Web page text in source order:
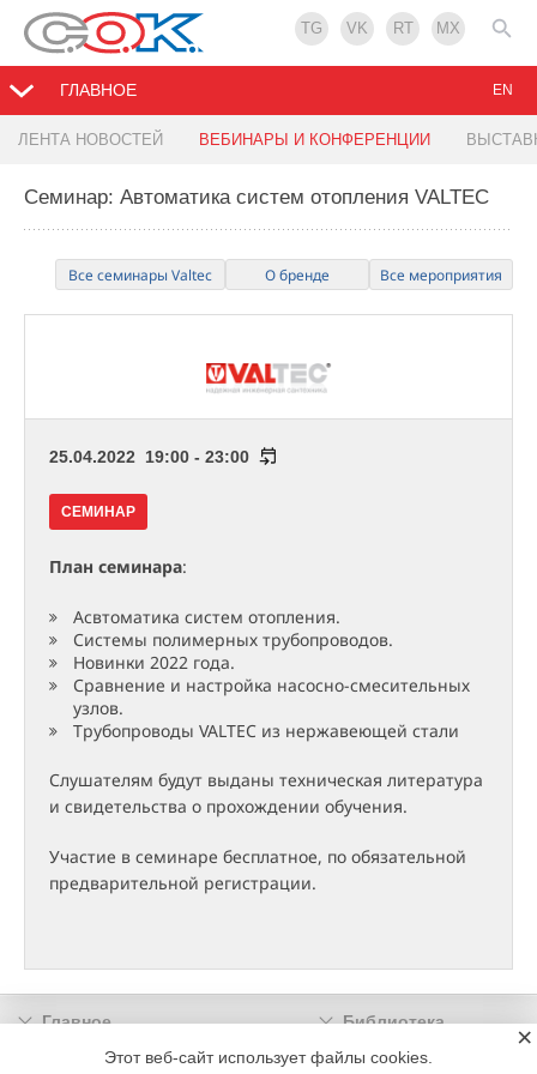
TG VK RT MX
ГЛАВНОЕ
ЛЕНТА НОВОСТЕЙ ВЕБИНАРЫ И КОНФЕРЕНЦИИ
EN
Семинар: Автоматика систем отопления VALTEC
Все семинары Valtec О бренде Все мероприятия
25.04.2022 19:00 - 23:00
СЕМИНАР
План семинара:
Асвтоматика систем отопления.
Системы полимерных трубопроводов.
Новинки 2022 года.
Сравнение и настройка насосно-смесительных
узлов.
Трубопроводы VALTEC из нержавеющей стали
Слушателям будут выданы техническая литература
и свидетельства о прохождении обучения.
Участие в семинаре бесплатное, по обязательной
предварительной регистрации.
Главное
Библиотека
Подписка
Реклама
Этот веб-сайт использует файлы cookies.
×